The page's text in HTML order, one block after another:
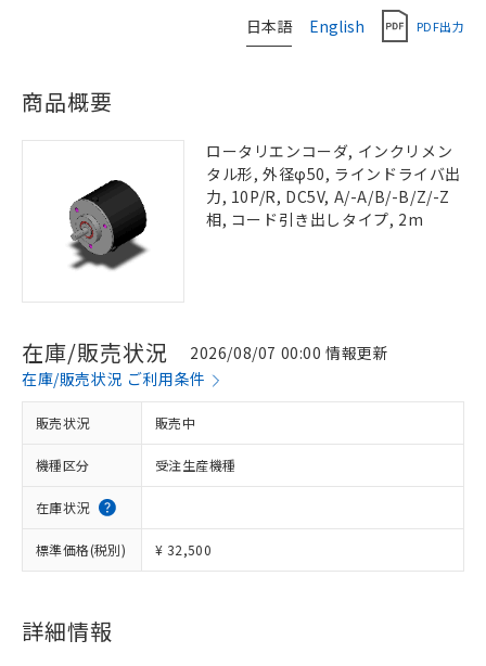
日本語 English PDF出力
商品概要
ロータリエンコーダ, インクリメン
タル形, 外径φ50, ラインドライバ出
力, 10P/R, DC5V, A/-A/B/-B/Z/-Z
相, コード引き出しタイプ, 2m
在庫/販売状況
2026/08/07 00:00 情報更新
在庫/販売状況 ご利用条件
販売状況 販売中
機種区分 受注生産機種
在庫状況
標準価格(税別) ¥ 32,500
詳細情報